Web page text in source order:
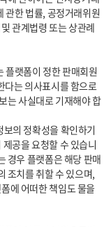
관한 법률, 공정거래위원
관계법령 또는 상관례
다는 의사표시를 함으로
는 사실대로 기재해야 합
공을 요청할 수 있습니
경우 플랫폼은 해당 판매
조치를 취할 수 있으며,
에 어떠한 책임도 물을